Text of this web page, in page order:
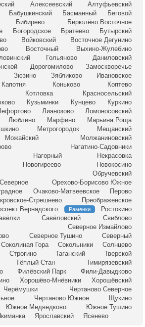
Алексеевский
Алтуфьевский
Бабушкинский Басманный
Беговой
Бибирево
Бирюлёво Восточное
Богородское Братеево
Бутырский
Войковский
Восточное Дегунино
Восточный
Выхино-Жулебино
Гольяново
Даниловский
Дорогомилово
Замоскворечье
Зюзино Зябликово
Ивановское
Капотня Коньково
Коптево
Котловка
Красносельский
Кузьминки Кунцево
Куркино
Лианозово
Ломоносовский
Люблино Марфино
Марьина Роща
Метрогородок
Мещанский
Можайский
Молжаниновский
Нагатино-Садовники
Нагорный
Некрасовка
Новогиреево
Новокосино
Обручевский
Орехово-Борисово Южное
Очаково-Матвеевское
Перово
Стрешнево
Преображенское
Вернадского Раменки
Ростокино
Савёловский
Свиблово
Северное Измайлово
Северное Тушино
Северный
Соколиная Гора Сокольники
Солнцево
Строгино Таганский
Тверской
Тёплый Стан
Тимирязевский
Филёвский Парк
Фили-Давыдково
Хорошёво-Мнёвники
Хорошёвский
Черёмушки
Чертаново Северное
Чертаново Южное
Щукино
Южное Медведково
Южное Тушино
Ярославский Ясенево